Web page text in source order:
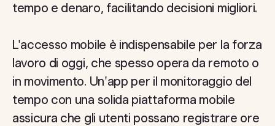
tempo e denaro, facilitando decisioni migliori.
L'accesso mobile è indispensabile per la forza
lavoro di oggi, che spesso opera da remoto o
in movimento. Un'app per il monitoraggio del
tempo con una solida piattaforma mobile
assicura che gli utenti possano registrare ore